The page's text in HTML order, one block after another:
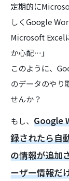
定期的に
しくGoogle
Microsoft Excel
か心配…」
このように、
のデータのやり
せんか？
もし、Google
録されたら自
の情報が追加
ーザー情報だ